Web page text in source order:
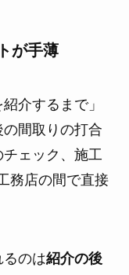
が手薄
介するまで」
間取りの打合
ェック、施工
務店の間で直接
るのは紹介の後